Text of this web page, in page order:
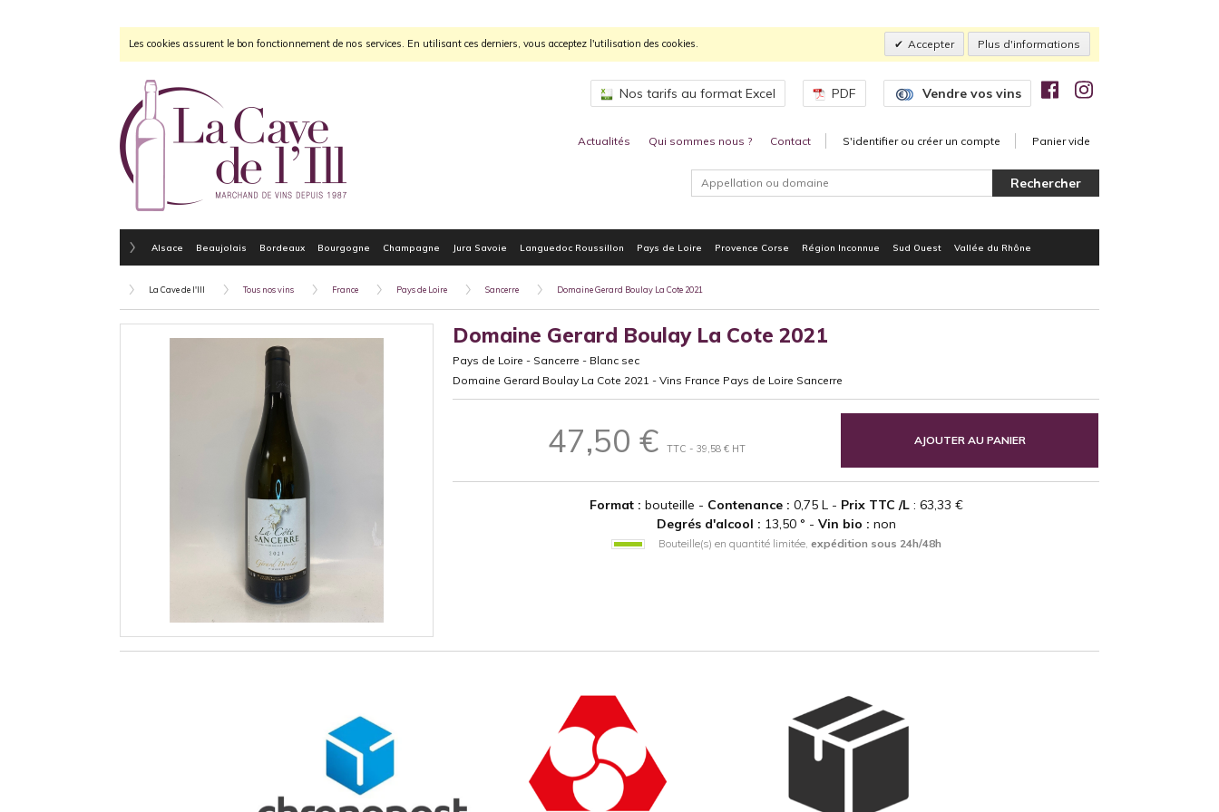
Les cookies assurent le bon fonctionnement de nos services. En utilisant ces derniers, vous acceptez l'utilisation des cookies. Accepter Plus d'informations
Nos tarifs au format Excel PDF Vendre vos vins
Actualités Qui sommes nous ? Contact S'identifier ou créer un compte Panier vide
Alsace Beaujolais Bordeaux Bourgogne Champagne Jura Savoie Languedoc Roussillon Pays de Loire Provence Corse Région Inconnue Sud Ouest Vallée du Rhône
La Cave de l'Ill Tous nos vins France Pays de Loire Sancerre Domaine Gerard Boulay La Cote 2021
Domaine Gerard Boulay La Cote 2021
Pays de Loire - Sancerre - Blanc sec
Domaine Gerard Boulay La Cote 2021 - Vins France Pays de Loire Sancerre
47,50 €TTC - 39,58 € HT
AJOUTER AU PANIER
Format : bouteille - Contenance : 0,75 L - Prix TTC /L: 63,33 €
Degrés d'alcool : 13,50 ° - Vin bio : non
Bouteille(s) en quantité limitée, expédition sous 24h/48h